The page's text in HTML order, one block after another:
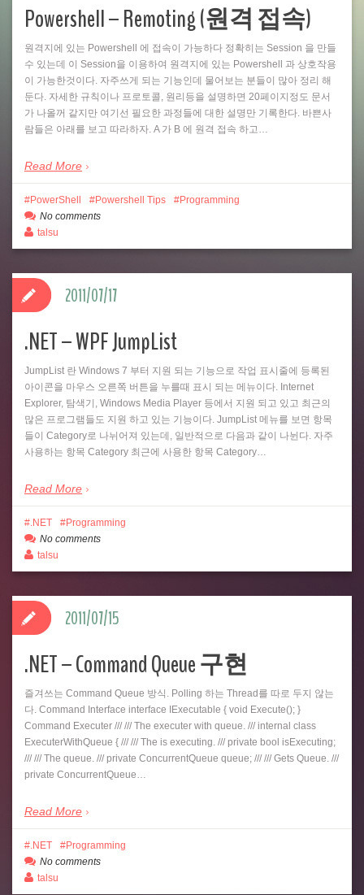
Powershell – Remoting (원격 접속)
원격지에 있는 Powershell 에 접속이 가능하다 정확히는 Session 을 만들
수 있는데 이 Session을 이용하여 원격지에 있는 Powershell 과 상호작용
이 가능한것이다. 자주쓰게 되는 기능인데 물어보는 분들이 많아 정리 해
둔다. 자세한 규칙이나 프로토콜, 원리등을 설명하면 20페이지정도 문서
가 나올꺼 같지만 여기선 필요한 과정들에 대한 설명만 기록한다. 바쁜사
람들은 아래를 보고 따라하자. A 가 B 에 원격 접속 하고…
Read More
PowerShell Powershell Tips
Programming
No comments
talsu
.NET – WPF JumpList
JumpList 란 Windows 7 부터 지원 되는 기능으로 작업 표시줄에 등록된
아이콘을 마우스 오른쪽 버튼을 누를때 표시 되는 메뉴이다. Internet
Explorer, 탐색기, Windows Media Player 등에서 지원 되고 있고 최근의
많은 프로그램들도 지원 하고 있는 기능이다. JumpList 메뉴를 보면 항목
들이 Category로 나뉘어져 있는데, 일반적으로 다음과 같이 나뉜다. 자주
사용하는 항목 Category 최근에 사용한 항목 Category…
Read More
2011/07/17
.NET
Programming
No comments
talsu
.NET – Command Queue 구현
즐겨쓰는 Command Queue 방식. Polling 하는 Thread를 따로 두지 않는
다. Command Interface interface IExecutable { void Execute(); }
Command Executer /// /// The executer with queue. /// internal class
ExecuterWithQueue { /// /// The is executing. /// private bool isExecuting;
/// /// The queue. /// private ConcurrentQueue queue; /// /// Gets Queue. ///
private ConcurrentQueue…
Read More
2011/07/15
.NET
Programming
No comments
talsu